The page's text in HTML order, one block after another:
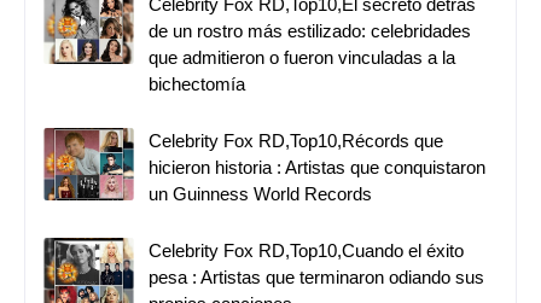
de un rostro más estilizado: celebridades
que admitieron o fueron vinculadas a la
bichectomía
Celebrity Fox RD,Top10,Récords que
hicieron historia : Artistas que conquistaron
un Guinness World Records
Celebrity Fox RD,Top10,Cuando el éxito
pesa : Artistas que terminaron odiando sus